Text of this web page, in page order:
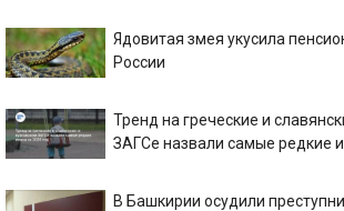
Ядовитая змея укусила
России
Тренд на греческие и
ЗАГСе назвали самые редкие
В Башкирии осудили